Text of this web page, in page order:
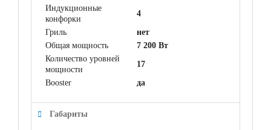
Индукционные
конфорки
4
Гриль
нет
Общая мощность
7 200 Вт
Количество уровней
мощности
17
Booster да
Габариты